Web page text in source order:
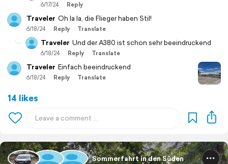
6/17/24 Reply
Traveler Oh la la, die Flieger haben Stil!
6/18/24 Reply Translate
Traveler Und der A380 ist schon sehr beeindruckend
6/18/24 Reply Translate
Traveler Einfach beeindruckend
6/18/24 Reply Translate
14 likes
Sommerfahrt in den Süden